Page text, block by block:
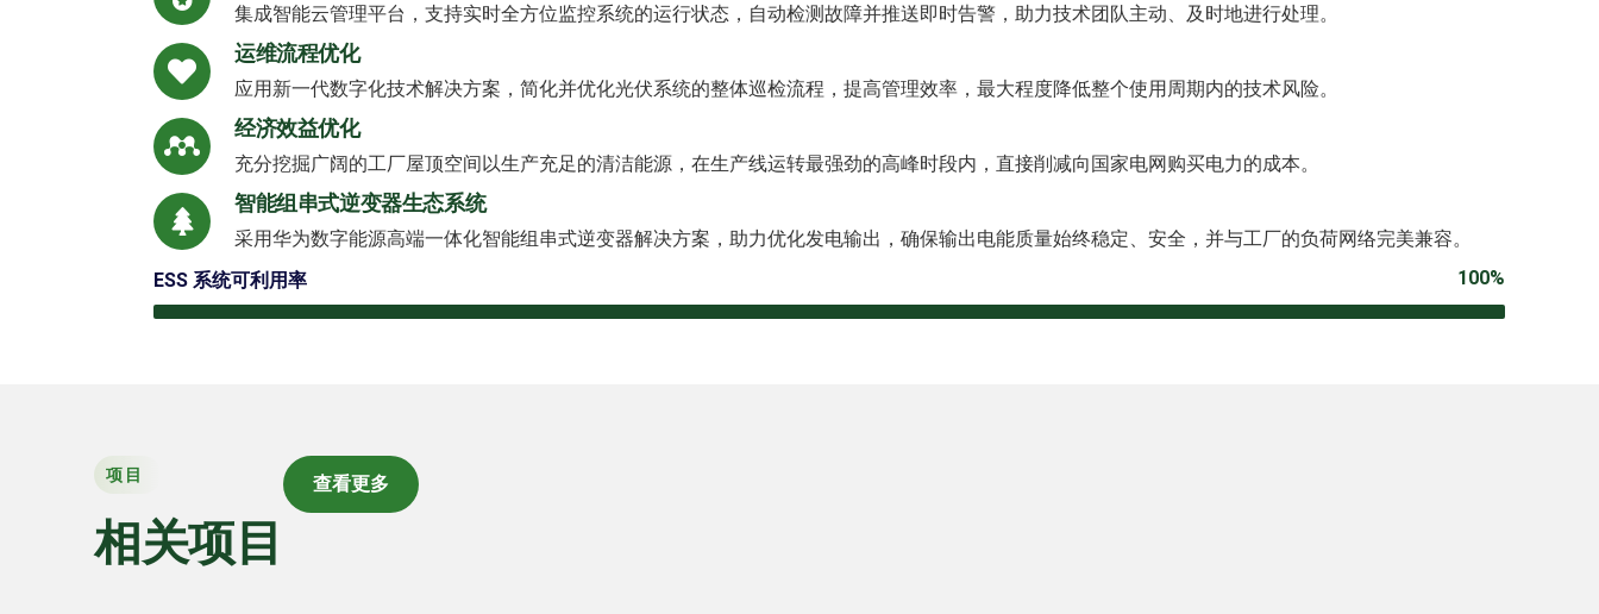
集成智能云管理平台，支持实时全方位监控系统的运行状态，自动检测故障并推送即时告警，助力技术团队主动、及时地进行处理。
运维流程优化
应用新一代数字化技术解决方案，简化并优化光伏系统的整体巡检流程，提高管理效率，最大程度降低整个使用周期内的技术风险。
经济效益优化
充分挖掘广阔的工厂屋顶空间以生产充足的清洁能源，在生产线运转最强劲的高峰时段内，直接削减向国家电网购买电力的成本。
智能组串式逆变器生态系统
采用华为数字能源高端一体化智能组串式逆变器解决方案，助力优化发电输出，确保输出电能质量始终稳定、安全，并与工厂的负荷网络完美兼容。
ESS 系统可利用率
100%
项目
相关项目
查看更多